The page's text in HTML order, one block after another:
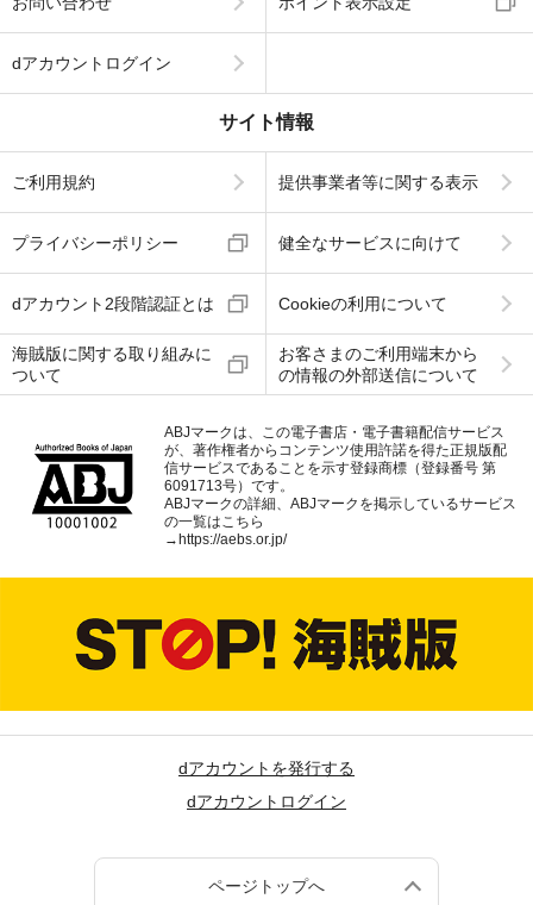
dアカウントログイン
サイト情報
ご利用規約 提供事業者等に関する表示
プライバシーポリシー 健全なサービスに向けて
dアカウント2段階認証とは Cookieの利用について
海賊版に関する取り組みに
ついて
お客さまのご利用端末から
の情報の外部送信について
ABJマークは、この電子書店・電子書籍配信サービス
が、著作権者からコンテンツ使用許諾を得た正規版配
信サービスであることを示す登録商標（登録番号 第
6091713号）です。
ABJマークの詳細、ABJマークを掲示しているサービス
の一覧はこちら
→ https://aebs.or.jp/
dアカウントを発行する
dアカウントログイン
ページトップへ